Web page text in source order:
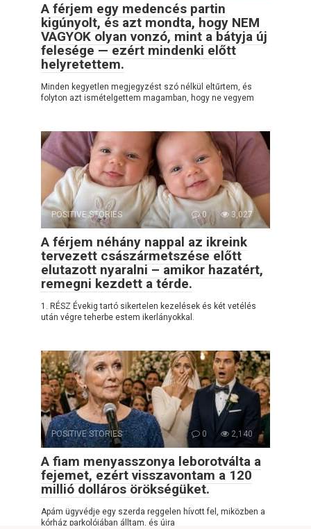
A férjem egy medencés partin
kigúnyolt, és azt mondta, hogy NEM
VAGYOK olyan vonzó, mint a bátyja új
felesége — ezért mindenki előtt
helyretettem.
Minden kegyetlen megjegyzést szó nélkül eltűrtem, és
folyton azt ismételgettem magamban, hogy ne vegyem
POSITIVE STORIES 0 3,027
A férjem néhány nappal az ikreink
tervezett császármetszése előtt
elutazott nyaralni – amikor hazatért,
remegni kezdett a térde.
1. RÉSZ Évekig tartó sikertelen kezelések és két vetélés
után végre teherbe estem ikerlányokkal.
POSITIVE STORIES 0 2,140
A fiam menyasszonya leborotválta a
fejemet, ezért visszavontam a 120
millió dolláros örökségüket.
Apám ügyvédje egy szerda reggelen hívott fel, miközben a
kórház parkolójában álltam, és újra